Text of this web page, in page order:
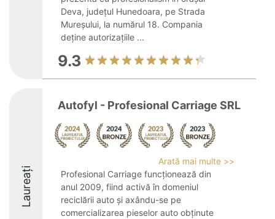
Deva, județul Hunedoara, pe Strada
Mureșului, la numărul 18. Compania
deține autorizațiile ...
9.3
Laureați
Autofyl - Profesional Carriage SRL
Arată mai multe >>
Profesional Carriage funcționează din
anul 2009, fiind activă în domeniul
reciclării auto și axându-se pe
comercializarea pieselor auto obținute